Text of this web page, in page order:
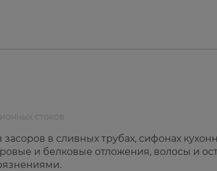
в сливных трубах, сифонах
и белковые отложения, волосы и